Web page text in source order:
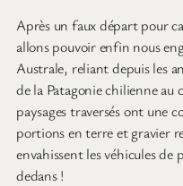
Après un faux départ pour
allons pouvoir enfin nous
Australe, reliant depuis les
de la Patagonie chilienne au
paysages traversés ont une
portions en terre et gravier
envahissent les véhicules de
dedans !